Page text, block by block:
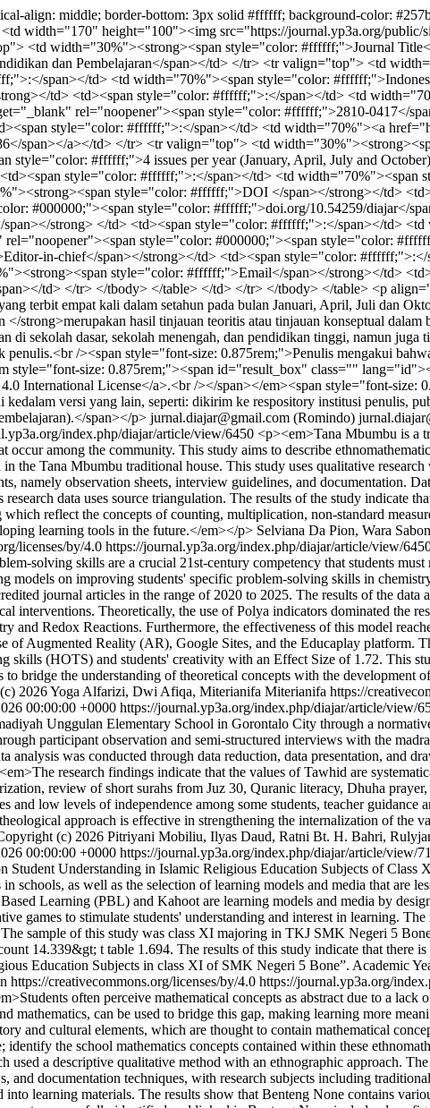
align: middle; border-bottom: 3px solid #ffffff; background-color:
width="170" height="100"><img src="https://journal.yp3a.org/public/
<td width="30%"><strong><span style="color: #ffffff;">Journal
dan Pembelajaran</span></td> </tr> <tr valign="top"> <td
span></td> <td width="70%"><span style="color:
td> <td><span style="color: #ffffff;">:</span></td> <td
rel="noopener"><span style="color: #ffffff;">2810-0417</
style="color: #ffffff;">:</span></td> <td width="70%"><a
span></a></td> </tr> <tr valign="top"> <td
#ffffff;">4 issues per year (January, April, July and
style="color: #ffffff;">:</span></td> <td width="70%"><span
style="color: #ffffff;">DOI </span></strong></td>
#000000;"><span style="color: #ffffff;">doi.org/10.54259/diajar</
strong> </td> <td><span style="color: #ffffff;">:</span></td> <td
style="color: #000000;"><span style="color:
in-chief</span></strong></td> <td><span style="color:
style="color: #ffffff;">Email</span></strong></td>
td> </tr> </tbody> </table> </td> </tr> </tbody> </table> <p
terbit empat kali dalam setahun pada bulan Januari, April, Juli dan
strong>merupakan hasil tinjauan teoritis atau tinjauan konseptual
di sekolah dasar, sekolah menengah, dan pendidikan tinggi, namun juga
/><span style="font-size: 0.875rem;">Penulis mengakui
style="font-size: 0.875rem;"><span id="result_box" class=""
International License</a>.<br /></span></em><span style="font-size:
versi yang lain, seperti: dikirim ke respository institusi penulis,
span></p> jurnal.diajar@gmail.com (Romindo)
index.php/diajar/article/view/6450 <p><em>Tana Mbumbu is a
occur among the community. This study aims to describe
the Tana Mbumbu traditional house. This study uses qualitative
namely observation sheets, interview guidelines, and documentation.
data uses source triangulation. The results of the study indicate
reflect the concepts of counting, multiplication, non-standard
learning tools in the future.</em></p> Selviana Da Pion, Wara
licenses/by/4.0 https://journal.yp3a.org/index.php/diajar/article/view/
solving skills are a crucial 21st-century competency that students
models on improving students' specific problem-solving skills in
journal articles in the range of 2020 to 2025. The results of the data
interventions. Theoretically, the use of Polya indicators dominated the
and Redox Reactions. Furthermore, the effectiveness of this model
of Augmented Reality (AR), Google Sites, and the Educaplay platform.
skills (HOTS) and students' creativity with an Effect Size of 1.72. This
bridge the understanding of theoretical concepts with the development
2026 Yoga Alfarizi, Dwi Afiqa, Miterianifa Miterianifa https://
00:00:00 +0000 https://journal.yp3a.org/index.php/diajar/article/view/
Unggulan Elementary School in Gorontalo City through a
participant observation and semi-structured interviews with the
analysis was conducted through data reduction, data presentation, and
research findings indicate that the values of Tawhid are
review of short surahs from Juz 30, Quranic literacy, Dhuha
low levels of independence among some students, teacher guidance
approach is effective in strengthening the internalization of the
(c) 2026 Pitriyani Mobiliu, Ilyas Daud, Ratni Bt. H. Bahri,
00:00:00 +0000 https://journal.yp3a.org/index.php/diajar/article/view/
Understanding in Islamic Religious Education Subjects of
schools, as well as the selection of learning models and media that are
Learning (PBL) and Kahoot are learning models and media by
games to stimulate students' understanding and interest in learning.
sample of this study was class XI majoring in TKJ SMK Negeri 5
14.339&gt; t table 1.694. The results of this study indicate that
Education Subjects in class XI of SMK Negeri 5 Bone”. Academic
creativecommons.org/licenses/by/4.0 https://journal.yp3a.org/
often perceive mathematical concepts as abstract due to a lack
mathematics, can be used to bridge this gap, making learning more
and cultural elements, which are thought to contain mathematical
the school mathematics concepts contained within these
used a descriptive qualitative method with an ethnographic approach.
documentation techniques, with research subjects including
learning materials. The results show that Benteng None contains